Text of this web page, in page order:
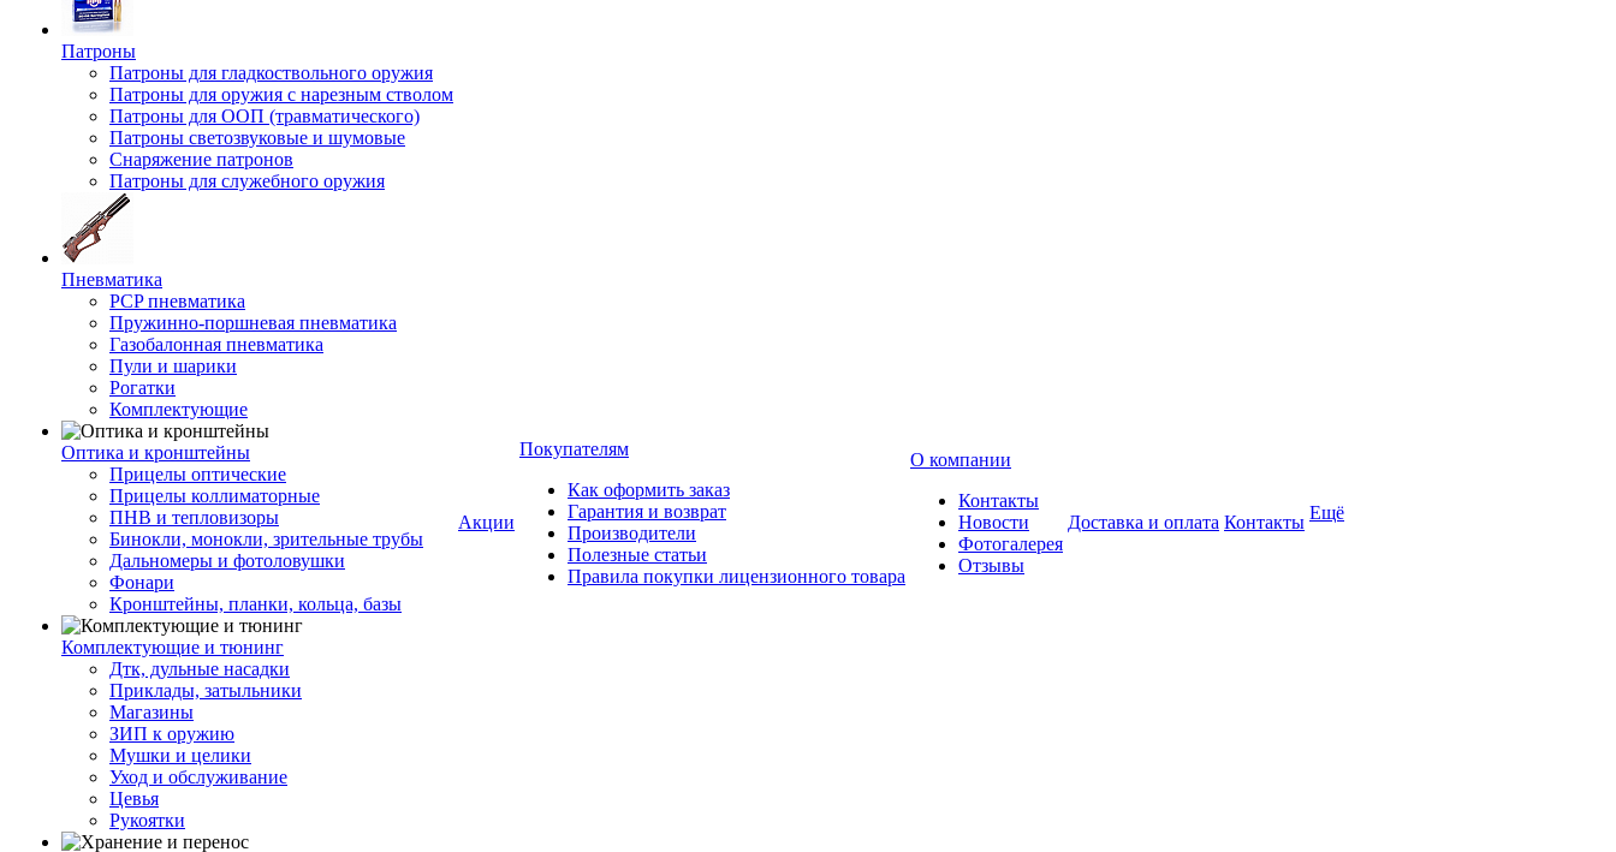
Патроны
Патроны для гладкоствольного оружия
Патроны для оружия с нарезным стволом
Патроны для ООП (травматического)
Патроны светозвуковые и шумовые
Снаряжение патронов
Патроны для служебного оружия
Пневматика
PCP пневматика
Пружинно-поршневая пневматика
Газобалонная пневматика
Пули и шарики
Рогатки
Комплектующие
Оптика и кронштейны
Прицелы оптические
Прицелы коллиматорные
ПНВ и тепловизоры
Бинокли, монокли, зрительные трубы
Дальномеры и фотоловушки
Фонари
Кронштейны, планки, кольца, базы
Комплектующие и тюнинг
Дтк, дульные насадки
Приклады, затыльники
Магазины
ЗИП к оружию
Мушки и целики
Уход и обслуживание
Цевья
Рукоятки
Акции
Покупателям
Как оформить заказ
Гарантия и возврат
Производители
Полезные статьи
Правила покупки лицензионного товара
О компании
Контакты
Новости
Фотогалерея
Отзывы
Доставка и оплата Контакты Ещё